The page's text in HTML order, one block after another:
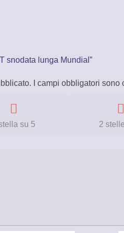
snodata lunga Mundial”
I campi obbligatori sono
su 5
2